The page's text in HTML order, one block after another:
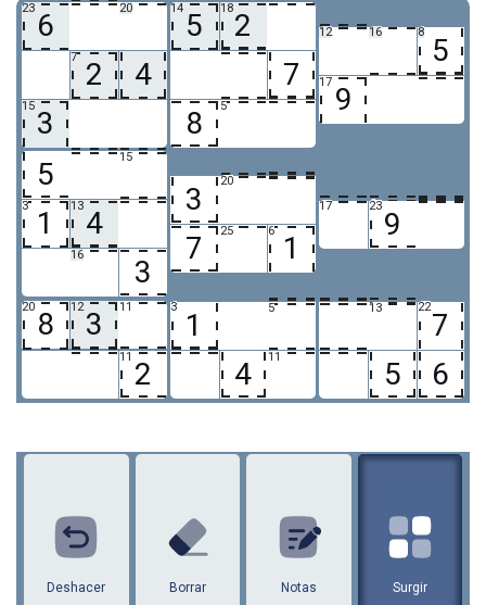
23 6 20
7 2 4
15 3
14 5 182
7
8
5
12 16 8
5
17 9
5 15
3 1 13 4
16 3
20
3
7
25 6 1
4
17 23
9
20 8 123 11
11 2
3
1 5
4 11
22
13
7
5
6
Deshacer Borrar Notas Surgir